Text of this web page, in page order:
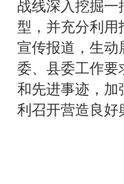
战线深入挖掘一
型，并充分利用
宣传报道，生动
委、县委工作要
和先进事迹，加
利召开营造良好